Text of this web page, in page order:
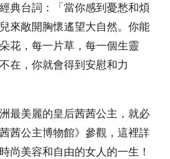
典台詞：「當你感到憂愁和煩
來敞開胸懷遙望大自然。你能
花，每一片草，每一個生靈
在，你就會得到安慰和力
最美麗的皇后茜茜公主，就必
茜公主博物館》參觀，這裡詳
尚美容和自由的女人的一生！